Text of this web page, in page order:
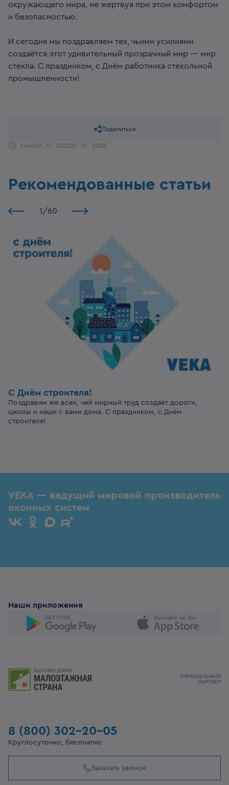
окружающего мира, не жертвуя при этом комфортом
и безопасностью.
И сегодня мы поздравляем тех, чьими усилиями
создаётся этот удивительный прозрачный мир — мир
стекла. С праздником, с Днём работника стекольной
промышленности!
1 мин19 . 11 . 202221 . 01 . 2025
Поделиться
Рекомендованные статьи
1 /60
С Днём строителя!
Поздравим же всех, чей мирный труд создаёт дороги,
школы и наши с вами дома. С праздником, с Днём
строителя!
VEKA — ведущий мировой производитель
оконных систем
Наши приложения
8 (800) 302-20-05
Круглосуточно, бесплатно
Заказать звонок
ОФИЦИАЛЬНЫЙ
ПАРТНЕР